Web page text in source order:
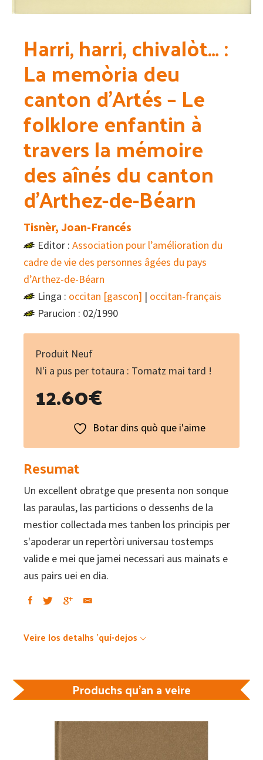
Harri, harri, chivalòt… :
La memòria deu
canton d’Artés – Le
folklore enfantin à
travers la mémoire
des aînés du canton
d’Arthez-de-Béarn
Tisnèr, Joan-Francés
Editor : Association pour l’amélioration du
cadre de vie des personnes âgées du pays
d’Arthez-de-Béarn
Linga : occitan [gascon] | occitan-français
Parucion : 02/1990
Produit Neuf
N'i a pus per totaura : Tornatz mai tard !
12.60€
Botar dins quò que i'aime
Resumat
Un excellent obratge que presenta non sonque
las paraulas, las particions o dessenhs de la
mestior collectada mes tanben los principis per
s'apoderar un repertòri universau tostemps
valide e mei que jamei necessari aus mainats e
aus pairs uei en dia.
Veire los detalhs 'quí-dejos
Produchs qu'an a veire